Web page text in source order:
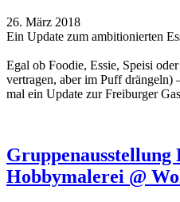
26. März 2018
Ein Update zum ambitionierten
Egal ob Foodie, Essie, Speisi
vertragen, aber im Puff
mal ein Update zur Freiburger
Hobbymalerei @